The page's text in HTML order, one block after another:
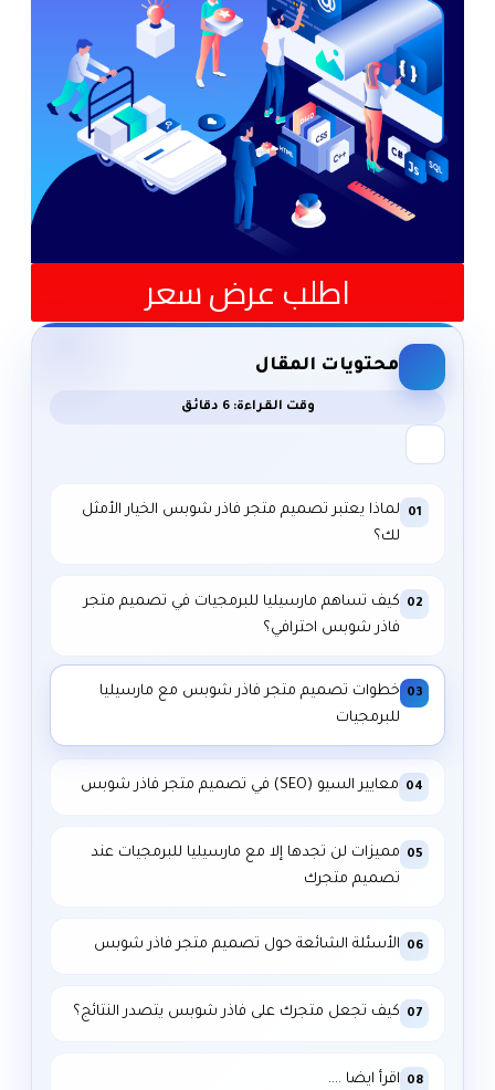
اطلب عرض سعر
محتويات المقال
وقت القراءة: 6 دقائق
01
لماذا يعتبر تصميم متجر فاذر شوبس الخيار الأمثل
لك؟
02
كيف تساهم مارسيليا للبرمجيات في تصميم متجر
فاذر شوبس احترافي؟
03
خطوات تصميم متجر فاذر شوبس مع مارسيليا
للبرمجيات
04 معايير السيو (SEO) في تصميم متجر فاذر شوبس
05
مميزات لن تجدها إلا مع مارسيليا للبرمجيات عند
تصميم متجرك
06 الأسئلة الشائعة حول تصميم متجر فاذر شوبس
07 كيف تجعل متجرك على فاذر شوبس يتصدر النتائج؟
08 اقرأ ايضا ….